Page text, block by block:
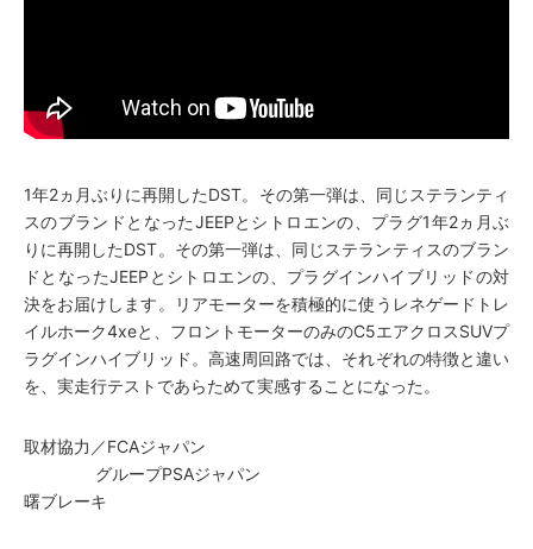
1年2ヵ月ぶりに再開したDST。その第一弾は、同じステランティ
スのブランドとなったJEEPとシトロエンの、プラグ1年2ヵ月ぶ
りに再開したDST。その第一弾は、同じステランティスのブラン
ドとなったJEEPとシトロエンの、プラグインハイブリッドの対
決をお届けします。リアモーターを積極的に使うレネゲードトレ
イルホーク4xeと、フロントモーターのみのC5エアクロスSUVプ
ラグインハイブリッド。高速周回路では、それぞれの特徴と違い
を、実走行テストであらためて実感することになった。
取材協力／FCAジャパン
グループPSAジャパン
曙ブレーキ